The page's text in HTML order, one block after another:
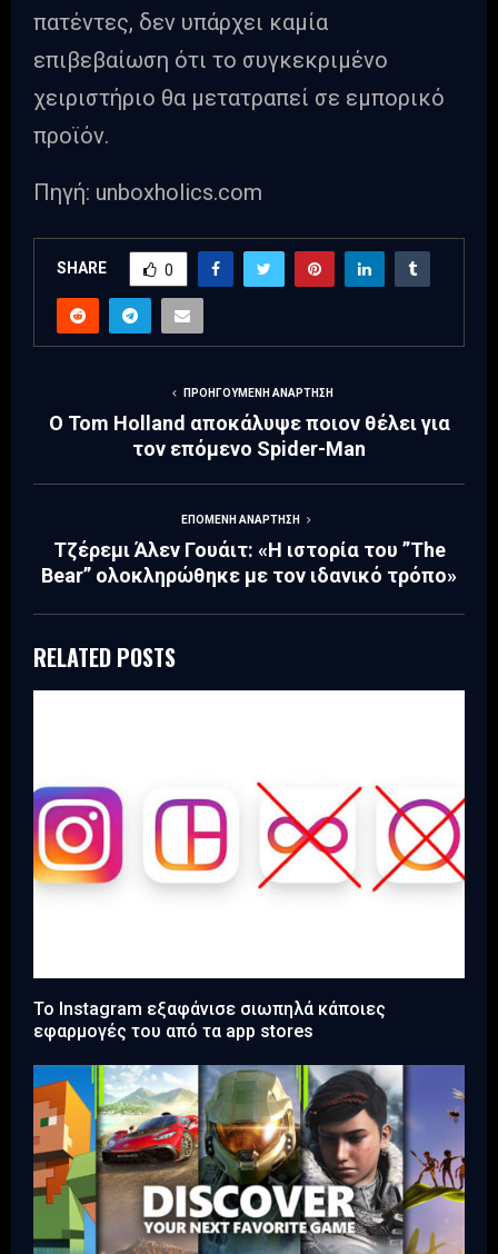
πατέντες, δεν υπάρχει καμία
επιβεβαίωση ότι το συγκεκριμένο
χειριστήριο θα μετατραπεί σε εμπορικό
προϊόν.
Πηγή: unboxholics.com
SHARE 0
ΠΡΟΗΓΟΎΜΕΝΗ ΑΝΆΡΤΗΣΗ
Ο Tom Holland αποκάλυψε ποιον θέλει για
τον επόμενο Spider-Man
ΕΠΌΜΕΝΗ ΑΝΆΡΤΗΣΗ
Τζέρεμι Άλεν Γουάιτ: «Η ιστορία του ”The
Bear” ολοκληρώθηκε με τον ιδανικό τρόπο»
RELATED POSTS
Το Instagram εξαφάνισε σιωπηλά κάποιες
εφαρμογές του από τα app stores